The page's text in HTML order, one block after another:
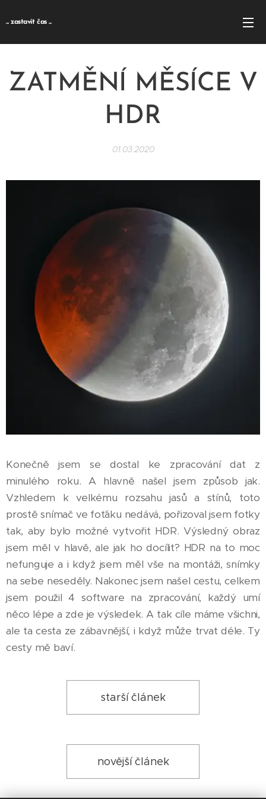
... zastavit čas ...
ZATMĚNÍ MĚSÍCE V
HDR
01.03.2020
Konečně jsem se dostal ke zpracování dat z
minulého roku. A hlavně našel jsem způsob jak.
Vzhledem k velkému rozsahu jasů a stínů, toto
prostě snímač ve foťáku nedává, pořizoval jsem fotky
tak, aby bylo možné vytvořit HDR. Výsledný obraz
jsem měl v hlavě, ale jak ho docílit? HDR na to moc
nefunguje a i když jsem měl vše na montáži, snímky
na sebe neseděly. Nakonec jsem našel cestu, celkem
jsem použil 4 software na zpracování, každý umí
něco lépe a zde je výsledek. A tak cíle máme všichni,
ale ta cesta ze zábavnější, i když může trvat déle. Ty
cesty mě baví.
starší článek
novější článek